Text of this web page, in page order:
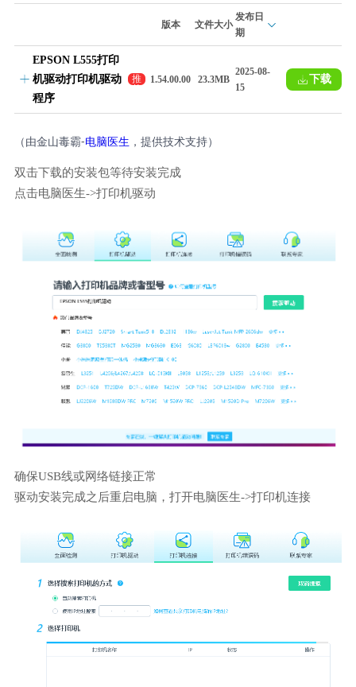
版本 文件大小
发布日
期
EPSON L555打印
机驱动打印机驱动
程序
推
1.54.00.00 23.3MB
2025-08-
15
下载
（由金山毒霸-电脑医生 ，提供技术支持）
双击下载的安装包等待安装完成
点击电脑医生->打印机驱动
确保USB线或网络链接正常
驱动安装完成之后重启电脑，打开电脑医生->打印机连接